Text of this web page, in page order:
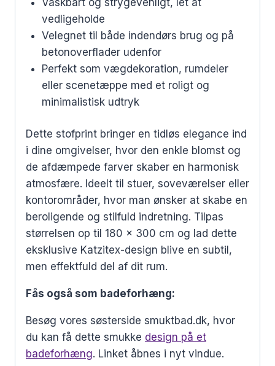
vedligeholde
Velegnet til både indendørs brug og på
betonoverflader udenfor
Perfekt som vægdekoration, rumdeler
eller scenetæppe med et roligt og
minimalistisk udtryk
Dette stofprint bringer en tidløs elegance ind
i dine omgivelser, hvor den enkle blomst og
de afdæmpede farver skaber en harmonisk
atmosfære. Ideelt til stuer, soveværelser eller
kontorområder, hvor man ønsker at skabe en
beroligende og stilfuld indretning. Tilpas
størrelsen op til 180 x 300 cm og lad dette
eksklusive Katzitex-design blive en subtil,
men effektfuld del af dit rum.
Fås også som badeforhæng:
Besøg vores søsterside smuktbad.dk, hvor
du kan få dette smukke design på et
badeforhæng. Linket åbnes i nyt vindue.